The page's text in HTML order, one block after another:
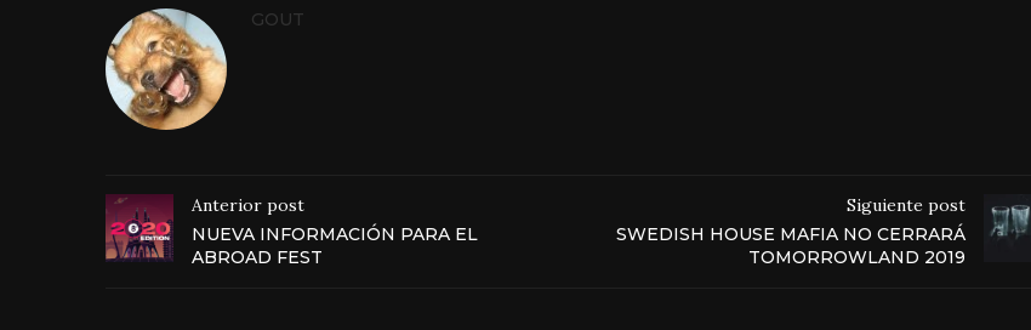
GOUT
Anterior post
NUEVA INFORMACIÓN PARA EL
ABROAD FEST
Siguiente post
SWEDISH HOUSE MAFIA NO CERRARÁ
TOMORROWLAND 2019